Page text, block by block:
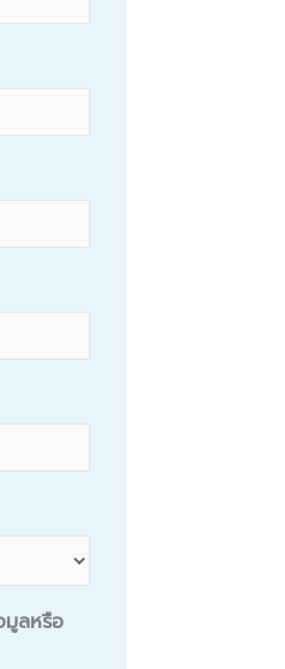
มูลหรือ